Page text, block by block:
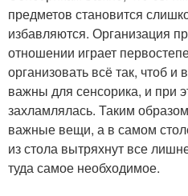
предметов становится
избавляются. Организация
отношении играет
организовать всё так, чтоб
важны для сенсорика, и при
захламлялась. Таким
важные вещи, а в самом
из стола вытряхнут все
туда самое необходимое.